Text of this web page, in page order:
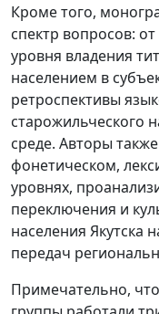
Кроме того,
спектр вопросов:
уровня владения
населением в
ретроспективы
старожильческого
среде. Авторы
фонетическом,
уровнях,
переключения и
населения Якутска
передач
Примечательно,